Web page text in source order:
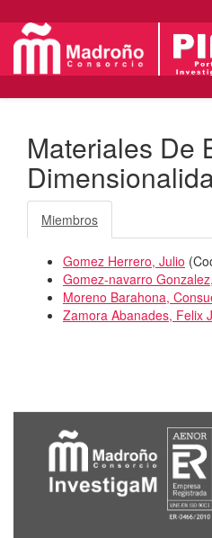
Materiales De
Miembros
Gomez Herrero, Julio (
Gomez-navarro
Moreno Barahona,
Zamora Abanades, Felix